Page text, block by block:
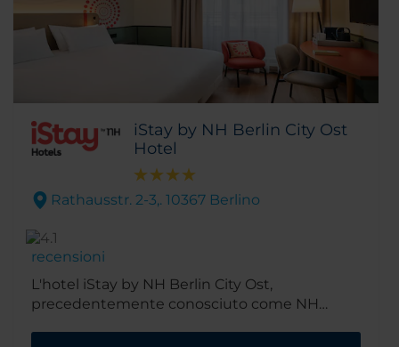
iStay by NH Berlin City Ost
Hotel
Rathausstr. 2-3,. 10367 Berlino
recensioni
L'hotel iStay by NH Berlin City Ost,
precedentemente conosciuto come NH